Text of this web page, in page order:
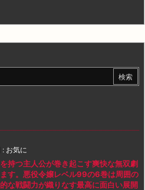
: お気に
持つ主人公が巻き起こす爽快な無双劇
す。悪役令嬢レベル99の6巻は周囲の
な戦闘力が織りなす最高に面白い展開